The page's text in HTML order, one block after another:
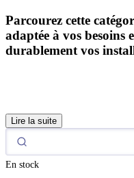
Parcourez cette
adaptée à vos besoins
durablement vos
Lire la suite
En stock